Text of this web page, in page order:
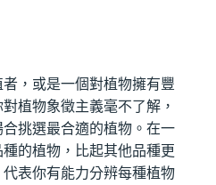
，或是一個對植物擁有豐
植物象徵主義毫不了解，
挑選最合適的植物。在一
的植物，比起其他品種更
表你有能力分辨每種植物